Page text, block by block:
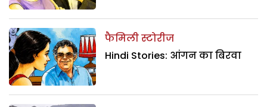
फैमिली स्टोरीज
Hindi Stories: आंगन का बिरवा